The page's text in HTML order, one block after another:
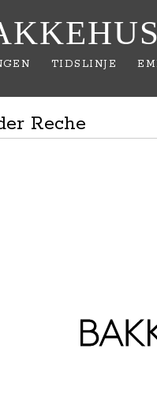
TIDSLINJE
Reche